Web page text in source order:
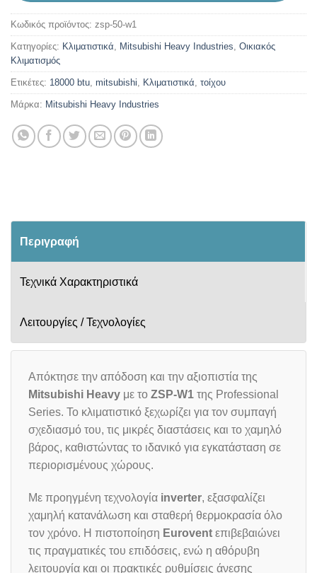
Κωδικός προϊόντος: zsp-50-w1
Κατηγορίες: Kλιματιστικά Mitsubishi Heavy Industries Oικιακός
Κλιματισμός
Ετικέτες: 18000 btu mitsubishi Κλιματιστικά τοίχου
Μάρκα: Mitsubishi Heavy Industries
Περιγραφή
Τεχνικά Χαρακτηριστικά
Λειτουργίες / Τεχνολογίες
Απόκτησε την απόδοση και την αξιοπιστία της
Mitsubishi Heavy με το ZSP-W1 της Professional
Series. Το κλιματιστικό ξεχωρίζει για τον συμπαγή
σχεδιασμό του, τις μικρές διαστάσεις και το χαμηλό
βάρος, καθιστώντας το ιδανικό για εγκατάσταση σε
περιορισμένους χώρους.
Με προηγμένη τεχνολογία inverter, εξασφαλίζει
χαμηλή κατανάλωση και σταθερή θερμοκρασία όλο
τον χρόνο. Η πιστοποίηση Eurovent επιβεβαιώνει
τις πραγματικές του επιδόσεις, ενώ η αθόρυβη
λειτουργία και οι πρακτικές ρυθμίσεις άνεσης